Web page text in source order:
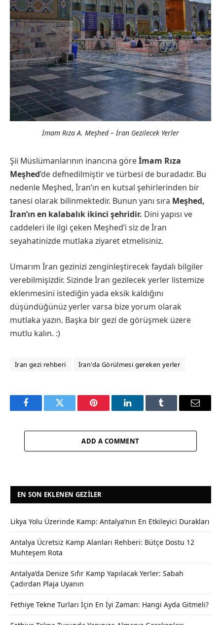
İmam Rıza A. Meşhed – İran Gezilecek Yerler
Şii Müslümanlarının inancına göreİmam Rıza
Meşhed’de defnedilmiştir ve türbesi de buradadır. Bu
nedenle Meşhed, İran’ın en kutsal şehirlerinden bir
tanesi olarak bilinmektedir. Bunun yanı sıra Meşhed,
İran’ın en kalabalık ikinci şehridir. Dini yapısı ve
caddeleri ile ilgi çeken Meşhed’i siz de İran
seyahatinizde mutlaka ziyaret etmelisiniz.
Umarım İran gezinizi zenginleştirecek faydalı bilgiler
verebilmişizdir. Sizinde İran gezilecek yerler listemize
eklenmesini istediğin yada eksik kaldığını
düşündüğünüz yerler varsa bize yorum olarak
mutlaka yazın. Başka bir gezi de görüşmek üzere
mutlu kalın. :)
İran gezi rehberi İran'da Görülmesi gereken yerler
FacebookTwitter Pinterest LinkedInTumblr Email
ADD A COMMENT
EN SON EKLENEN GEZILER
Likya Yolu Üzerinde Kamp: Antalya’nın En Etkileyici Durakları
Antalya Ücretsiz Kamp Alanları Rehberi: Bütçe Dostu 12
Muhteşem Rota
Antalya’da Denize Sıfır Kamp Yapılacak Yerler: Sabah
Çadırdan Plaja Uyanın
Fethiye Tekne Turları İçin En İyi Zaman: Hangi Ayda Gitmeli?